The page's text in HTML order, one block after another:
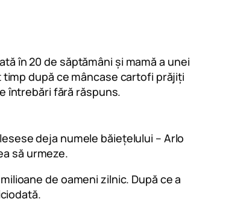
în 20 de săptămâni și mamă a unei
după ce mâncase cartofi prăjiți
întrebări fără răspuns.
deja numele băiețelului – Arlo
să urmeze.
de oameni zilnic. După ce a